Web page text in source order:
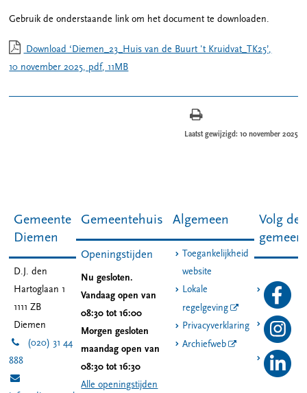
Gebruik de onderstaande link om het document te downloaden.
Download ‘Diemen_23_Huis van de Buurt 't Kruidvat_TK25’,
10 november 2025, pdf, 11MB
Laatst gewijzigd: 10 november 2025
Gemeente
Diemen
D.J. den
Hartoglaan 1
1111 ZB
Diemen
(020) 31 44
888
Gemeentehuis
Openingstijden
Nu gesloten.
Vandaag open van
08:30 tot 16:00
Morgen gesloten
maandag open van
08:30 tot 16:30
Alle openingstijden
Algemeen
Toegankelijkheid
website
Lokale
regelgeving
Privacyverklaring
Archiefweb
Volg de